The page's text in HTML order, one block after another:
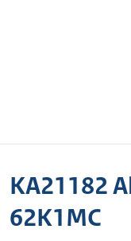
KA21182
62K1MC